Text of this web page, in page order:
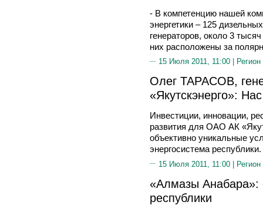
- В компетенцию нашей
энергетики – 125
генераторов, около 3
них расположены за
15 Июля 2011, 11:00 |
Олег ТАРАСОВ,
«Якутскэнерго»:
Инвестиции, инновации,
развития для ОАО АК
объективно уникальные
энергосистема республики.
15 Июля 2011, 11:00 | Регион
«Алмазы Анабара»:
республики